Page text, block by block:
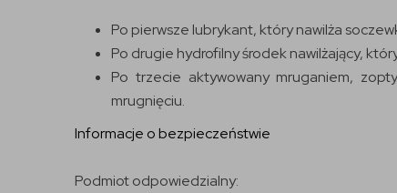
Po pierwsze lubrykant, który nawilża
Po drugie hydrofilny środek nawilżający,
Po trzecie aktywowany mruganiem,
mrugnięciu.
Informacje o bezpieczeństwie
Podmiot odpowiedzialny: